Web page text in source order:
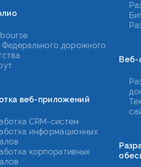
Федерального дорожного
веб-приложений
CRM-систем
информационных
корпоративных
Веб-